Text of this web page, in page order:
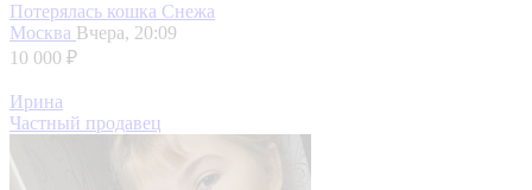
Потерялась кошка Снежа
Москва Вчера, 20:09
10 000 ₽
Ирина
Частный продавец